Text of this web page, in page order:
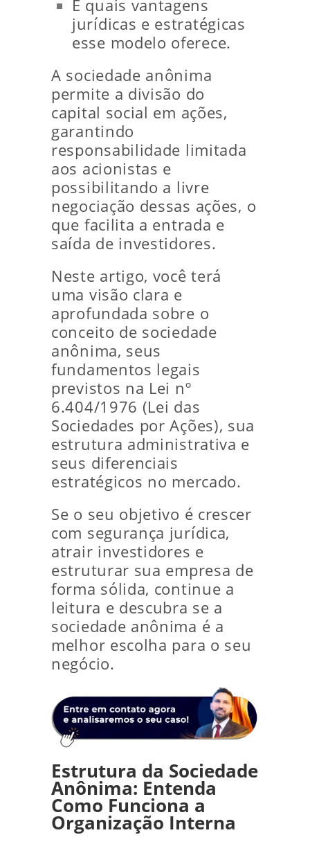
E quais vantagens
jurídicas e estratégicas
esse modelo oferece.
A sociedade anônima
permite a divisão do
capital social em ações,
garantindo
responsabilidade limitada
aos acionistas e
possibilitando a livre
negociação dessas ações, o
que facilita a entrada e
saída de investidores.
Neste artigo, você terá
uma visão clara e
aprofundada sobre o
conceito de sociedade
anônima, seus
fundamentos legais
previstos na Lei nº
6.404/1976 (Lei das
Sociedades por Ações), sua
estrutura administrativa e
seus diferenciais
estratégicos no mercado.
Se o seu objetivo é crescer
com segurança jurídica,
atrair investidores e
estruturar sua empresa de
forma sólida, continue a
leitura e descubra se a
sociedade anônima é a
melhor escolha para o seu
negócio.
Estrutura da Sociedade
Anônima: Entenda
Como Funciona a
Organização Interna